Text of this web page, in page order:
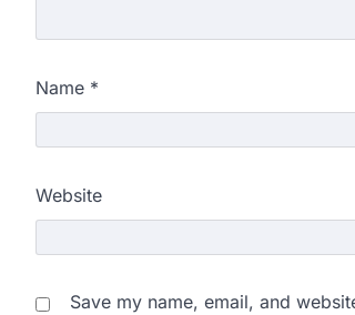
Name *
Website
Save my name, email, and